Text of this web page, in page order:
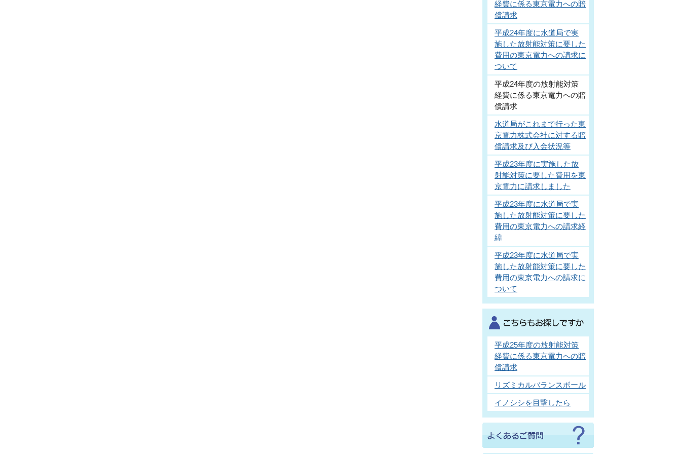
経費に係る東京電力への賠
償請求
平成24年度に水道局で実
施した放射能対策に要した
費用の東京電力への請求に
ついて
平成24年度の放射能対策
経費に係る東京電力への賠
償請求
水道局がこれまで行った東
京電力株式会社に対する賠
償請求及び入金状況等
平成23年度に実施した放
射能対策に要した費用を東
京電力に請求しました
平成23年度に水道局で実
施した放射能対策に要した
費用の東京電力への請求経
緯
平成23年度に水道局で実
施した放射能対策に要した
費用の東京電力への請求に
ついて
平成25年度の放射能対策
経費に係る東京電力への賠
償請求
リズミカルバランスボール
イノシシを目撃したら